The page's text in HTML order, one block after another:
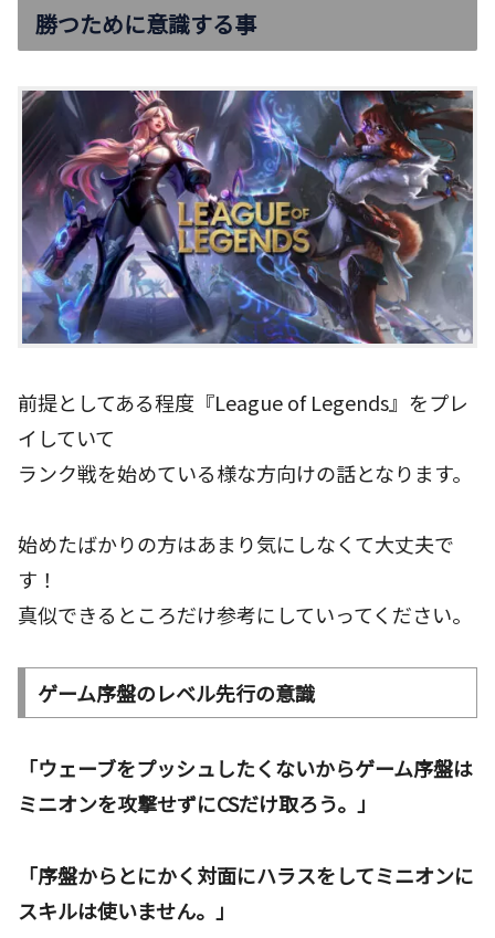
勝つために意識する事
前提としてある程度『League of Legends』をプレ
イしていて
ランク戦を始めている様な方向けの話となります。
始めたばかりの方はあまり気にしなくて大丈夫で
す！
真似できるところだけ参考にしていってください。
ゲーム序盤のレベル先行の意識
「ウェーブをプッシュしたくないからゲーム序盤は
ミニオンを攻撃せずにCSだけ取ろう。」
「序盤からとにかく対面にハラスをしてミニオンに
スキルは使いません。」